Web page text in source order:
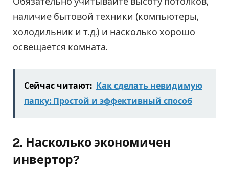
наличие бытовой техники (компьютеры,
холодильник и т.д.) и насколько хорошо
освещается комната.
Сейчас читают:
Как сделать невидимую
папку: Простой и эффективный способ
2. Насколько экономичен
инвертор?